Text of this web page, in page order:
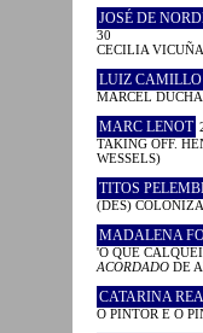
JOSÉ DE
30
CECILIA
LUIZ CAMILLO
MARCEL
MARC LENOT
TAKING OFF.
WESSELS)
TITOS
(DES)
MADALENA
'O QUE
ACORDADO DE
CATARINA
O PINTOR E O